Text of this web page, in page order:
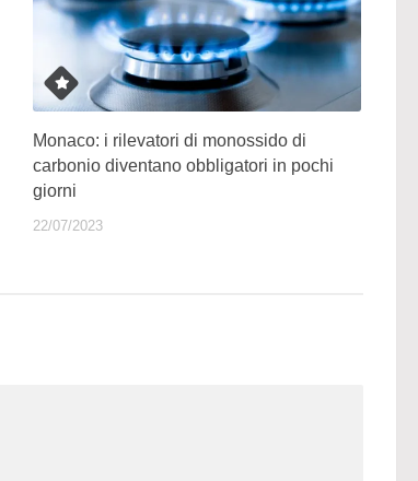
Monaco: i rilevatori di monossido di
carbonio diventano obbligatori in pochi
giorni
22/07/2023